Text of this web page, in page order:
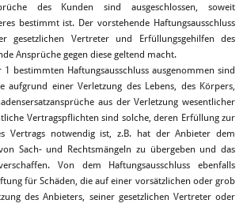
des Kunden sind ausgeschlossen, soweit
bestimmt ist. Der vorstehende Haftungsausschluss
gesetzlichen Vertreter und Erfüllungsgehilfen des
Ansprüche gegen diese geltend macht.
bestimmten Haftungsausschluss ausgenommen sind
aufgrund einer Verletzung des Lebens, des Körpers,
aus der Verletzung wesentlicher
Vertragspflichten sind solche, deren Erfüllung zur
Vertrags notwendig ist, z.B. hat der Anbieter dem
Sach- und Rechtsmängeln zu übergeben und das
Von dem Haftungsausschluss ebenfalls
für Schäden, die auf einer vorsätzlichen oder grob
des Anbieters, seiner gesetzlichen Vertreter oder